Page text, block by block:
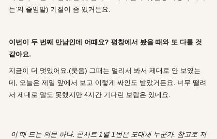
는’의 줄임말) 기질이 좀 있거든요.
이번이 두 번째 만남인데 어때요? 평창에서 봤을 때와 또 다를 것
같아요.
지금이 더 멋있어요.(웃음) 그때는 멀리서 봐서 제대로 안 보였는
데, 오늘은 제일 앞에서 보고 이렇게 싸인도 받았거든요. 너무 떨려
서 제대로 말도 못했지만 4시간 기다린 보람은 있네요.
이 때 드는 의문 하나. 콘서트 1열 1번은 도대체 누군가. 참고로 저